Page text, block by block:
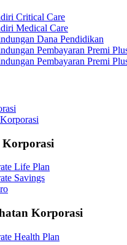
Critical Care
Medical Care
Dana Pendidikan
Pembayaran Premi
Pembayaran Premi
Life Plan
Savings
Korporasi
Health Plan